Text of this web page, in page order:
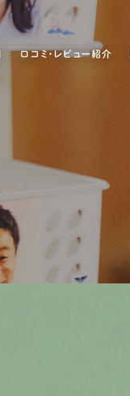
口コミ・レビュー紹介